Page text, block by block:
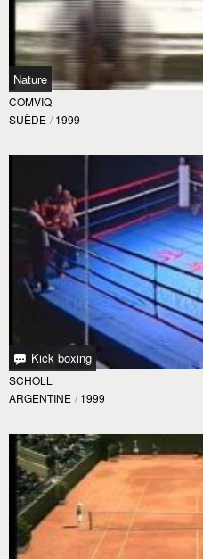
Nature
COMVIQ
SUÈDE / 1999
Kick boxing
SCHOLL
ARGENTINE / 1999